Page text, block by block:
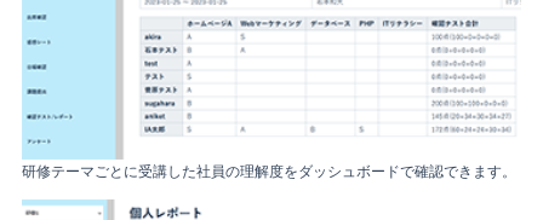
研修テーマごとに受講した社員の理解度をダッシュボードで確認できます。